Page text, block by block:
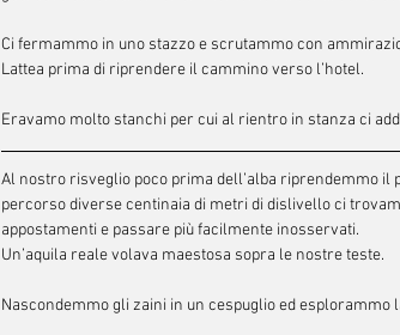
Ci fermammo in uno stazzo e scrutammo con
Lattea prima di riprendere il cammino verso l’hotel.
Eravamo molto stanchi per cui al rientro in stanza ci
Al nostro risveglio poco prima dell’alba riprendemmo il
percorso diverse centinaia di metri di dislivello ci
appostamenti e passare più facilmente inosservati.
Un’aquila reale volava maestosa sopra le nostre teste.
Nascondemmo gli zaini in un cespuglio ed